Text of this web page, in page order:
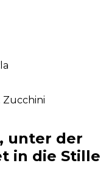
Zucchini
unter der
in die Stille